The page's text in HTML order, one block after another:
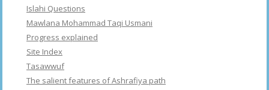
Islahi Questions
Mawlana Mohammad Taqi Usmani
Progress explained
Site Index
Tasawwuf
The salient features of Ashrafiya path